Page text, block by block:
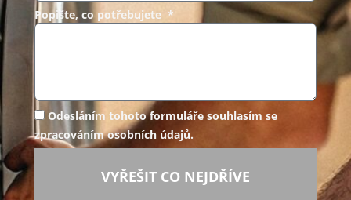
Popište, co potřebujete *
Odesláním tohoto formuláře souhlasím se
zpracováním osobních údajů.
VYŘEŠIT CO NEJDŘÍVE